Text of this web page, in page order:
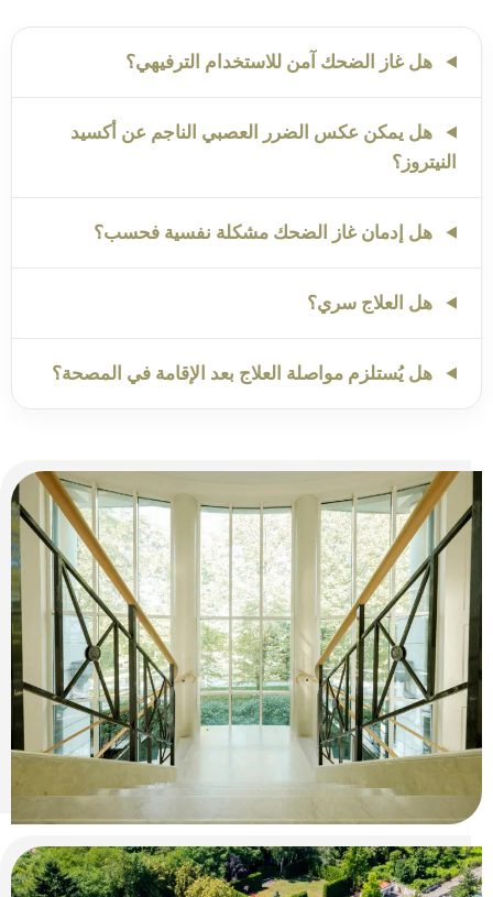
هل غاز الضحك آمن للاستخدام الترفيهي؟
هل يمكن عكس الضرر العصبي الناجم عن أكسيد
النيتروز؟
هل إدمان غاز الضحك مشكلة نفسية فحسب؟
هل العلاج سري؟
هل يُستلزم مواصلة العلاج بعد الإقامة في المصحة؟